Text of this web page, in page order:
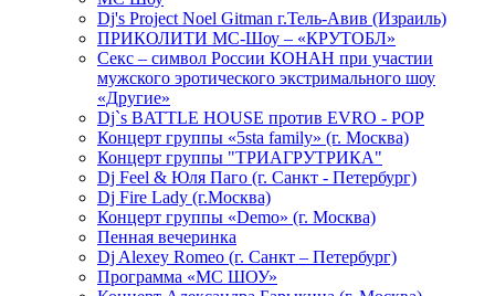
Dj's Project Noel Gitman г.Тель-Авив (Израиль)
ПРИКОЛИТИ МС-Шоу – «КРУТОБЛ»
Секс – символ России КОНАН при участии
мужского эротического экстримального шоу
«Другие»
Dj`s BATTLE HOUSE против EVRO - POP
Концерт группы «5sta family» (г. Москва)
Концерт группы "ТРИАГРУТРИКА"
Dj Feel & Юля Паго (г. Санкт - Петербург)
Dj Fire Lady (г.Москва)
Концерт группы «Demo» (г. Москва)
Пенная вечеринка
Dj Alexey Romeo (г. Санкт – Петербург)
Программа «МС ШОУ»